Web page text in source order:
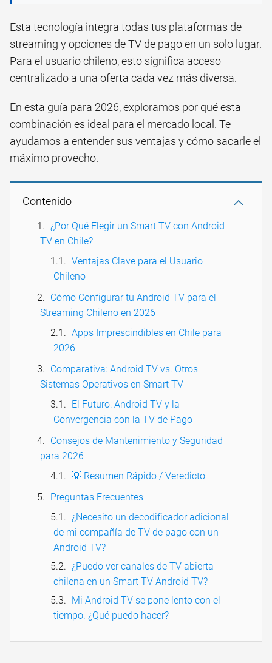
Esta tecnología integra todas tus plataformas de
streaming y opciones de TV de pago en un solo lugar.
Para el usuario chileno, esto significa acceso
centralizado a una oferta cada vez más diversa.
En esta guía para 2026, exploramos por qué esta
combinación es ideal para el mercado local. Te
ayudamos a entender sus ventajas y cómo sacarle el
máximo provecho.
Contenido
¿Por Qué Elegir un Smart TV con Android
TV en Chile?
Ventajas Clave para el Usuario
Chileno
Cómo Configurar tu Android TV para el
Streaming Chileno en 2026
Apps Imprescindibles en Chile para
2026
Comparativa: Android TV vs. Otros
Sistemas Operativos en Smart TV
El Futuro: Android TV y la
Convergencia con la TV de Pago
Consejos de Mantenimiento y Seguridad
para 2026
💡 Resumen Rápido / Veredicto
Preguntas Frecuentes
¿Necesito un decodificador adicional
de mi compañía de TV de pago con un
Android TV?
¿Puedo ver canales de TV abierta
chilena en un Smart TV Android TV?
Mi Android TV se pone lento con el
tiempo. ¿Qué puedo hacer?